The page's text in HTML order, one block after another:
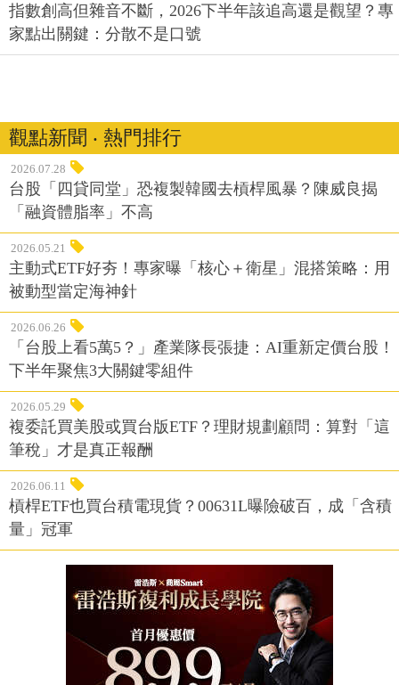
指數創高但雜音不斷，2026下半年該追高還是觀望？專
家點出關鍵：分散不是口號
觀點新聞 ‧ 熱門排行
2026.07.28
台股「四貸同堂」恐複製韓國去槓桿風暴？陳威良揭
「融資體脂率」不高
2026.05.21
主動式ETF好夯！專家曝「核心＋衛星」混搭策略：用
被動型當定海神針
2026.06.26
「台股上看5萬5？」產業隊長張捷：AI重新定價台股！
下半年聚焦3大關鍵零組件
2026.05.29
複委託買美股或買台版ETF？理財規劃顧問：算對「這
筆稅」才是真正報酬
2026.06.11
槓桿ETF也買台積電現貨？00631L曝險破百，成「含積
量」冠軍